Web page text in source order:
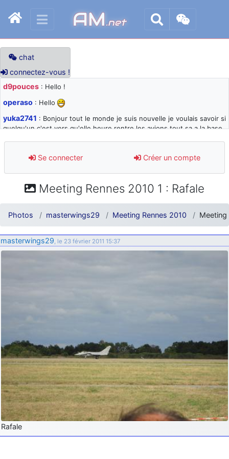
AM.net
chat
connectez-vous !
d9pouces : Hello !
operaso : Hello
yuka2741 : Bonjour tout le monde je suis nouvelle je voulais savoir si
quelqu'un c'est vers qu'elle heure rentre les avions tout sa a la base
d9pouces: désolé pour les quelques blocages du site ces derniers
jours : je teste des méthodes contre le spam et les bots trop nocifs
paxwax: Super, la nouvelle bannière
d9pouces
: je suis un avion@,._,+ > lesquels ? je ne suis pas sûr de
comprendre
d9pouces: ouakamois > si tu parles du sujet sur l'Armée de l'Air,
bien sûr que oui !
: Je me rattraperai à la Ferté samedi
fox_50: Bonjour, certains parmis vous étaient-ils présent au
meeting de Lann Bihoué de 2026 ?
cachée dans les pins: Coucou et excellente année 2026 à tous et
au site!
jericho: Bonne année et tous mes meilleurs voeux à tous pour
2026 !
little boy: je vous souhaite un bon réveillon pour cette nouvelle
année!
Se connecter Créer un compte
Meeting Rennes 2010 1 : Rafale
Photos masterwings29 Meeting Rennes 2010 Meeting
masterwings29, le 23 février 2011 15:37
Rafale